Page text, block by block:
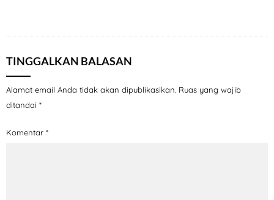
TINGGALKAN BALASAN
Alamat email Anda tidak akan dipublikasikan. Ruas yang wajib
ditandai *
Komentar *